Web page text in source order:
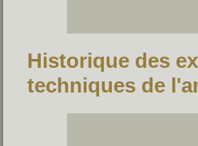
Historique des
techniques de